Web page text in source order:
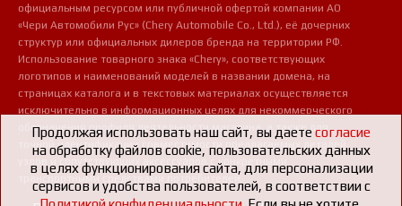
официальным ресурсом или публичной офертой компании АО
«Чери Автомобили Рус» (Chery Automobile Co., Ltd.), её дочерних
структур или официальных дилеров бренда на территории РФ.
Использование товарного знака «Chery», соответствующих
логотипов и наименований моделей в названии домена, на
страницах каталога и в текстовых материалах осуществляется
исключительно в информационных целях для некоммерческого
обозначения профиля деятельности магазина, а также для
точной идентификации совместимости предлагаемых деталей,
узлов и сопутствующих аксессуаров с конкретными
транспортными средствами потребителей.
Продолжая использовать наш сайт, вы даетесогласие
на обработку файлов cookie, пользовательских данных
в целях функционирования сайта, для персонализации
сервисов и удобства пользователей, в соответствии с